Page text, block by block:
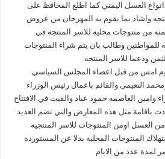
العسل اليمني كما اطلع المحافظ على
واشاد بما يقوم به المهرجان من عروض
من منتوجات محليه للاسر المنتجه في
للمواطنين وطالب بان يتم شراء المنتوجات
ودعما للاسر المنتجه
امس من قبل اعضاء المجلس السياسي
النعيمي والقائم باعمال رئيس الوزراء
وامين العاصمه حمود عباد والقيت في الافتتاح
باقامة مثل هذه المعارض والتي تضم العديد
العسل اومن المنتوجات للاسر المنتجيه
المنتوجات المحليه بدلا عن المستورده
لمدة عدد من الايام